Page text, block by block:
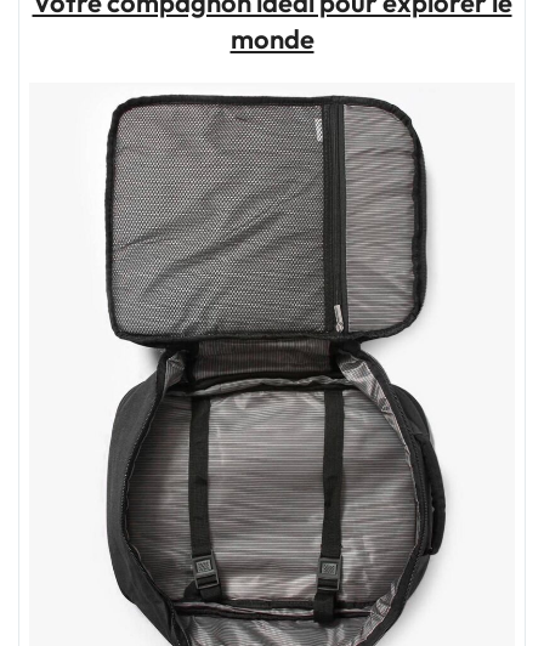
Route
Unique"
monde